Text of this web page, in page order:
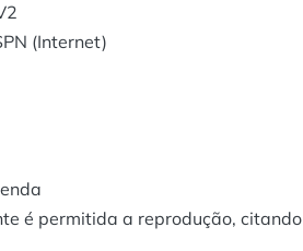
(Internet)
é permitida a reprodução, citando